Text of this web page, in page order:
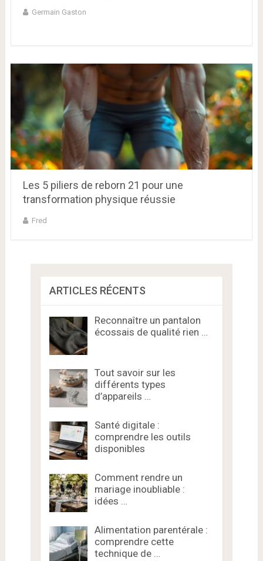
Germain Gaston
Les 5 piliers de reborn 21 pour une
transformation physique réussie
Fred
ARTICLES RÉCENTS
Reconnaître un pantalon
écossais de qualité rien …
Tout savoir sur les
différents types
d’appareils …
Santé digitale :
comprendre les outils
disponibles
Comment rendre un
mariage inoubliable :
idées …
Alimentation parentérale :
comprendre cette
technique de …